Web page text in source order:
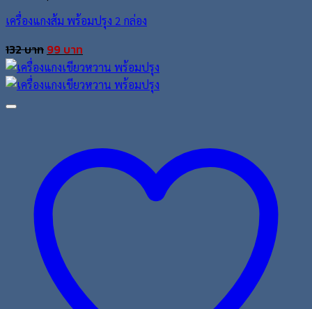
เครื่องแกงส้ม พร้อมปรุง 2 กล่อง
132บาท Original
price
was:
99 บาท
price
is: